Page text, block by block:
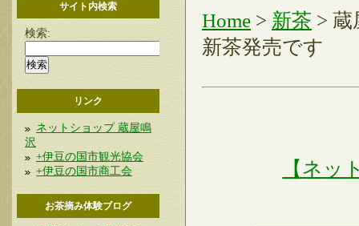
サイト内検索
検索:
リンク
ネットショップ 蔵屋鳴
沢
+伊豆の国市観光協会
+伊豆の国市商工会
お茶摘み体験ブログ
Home > 新茶 >
新茶発売です
【ネッ